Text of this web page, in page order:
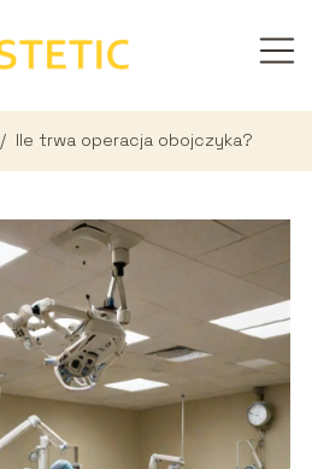
/ Ile trwa operacja obojczyka?